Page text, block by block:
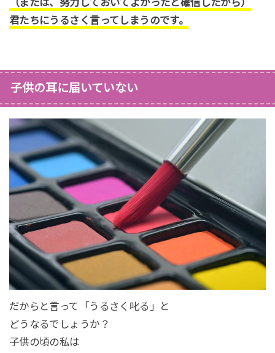
（または、努力しておいてよかったと確信したから）
君たちにうるさく言ってしまうのです。
子供の耳に届いていない
だからと言って「うるさく叱る」と
どうなるでしょうか？
子供の頃の私は